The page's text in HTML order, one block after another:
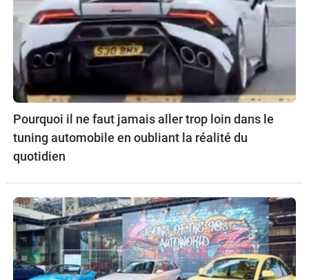
Pourquoi il ne faut jamais aller trop loin dans le
tuning automobile en oubliant la réalité du
quotidien